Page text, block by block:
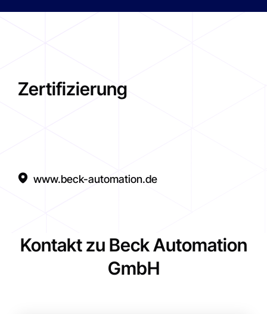
Zertifizierung
www.beck-automation.de
Kontakt zu Beck Automation
GmbH